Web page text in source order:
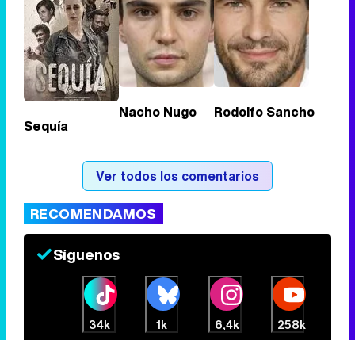
Sequía
Nacho Nugo Rodolfo Sancho
Ver todos los comentarios
RECOMENDAMOS
Síguenos
34k 1k 6,4k 258k